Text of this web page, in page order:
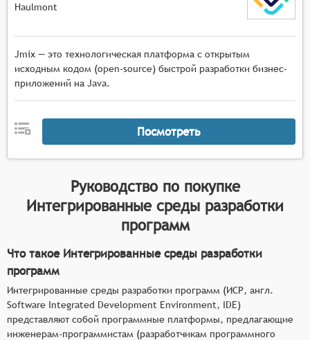
Haulmont
Jmix — это технологическая платформа с открытым
исходным кодом (open-source) быстрой разработки бизнес-
приложений на Java.
Посмотреть
Руководство по покупке
Интегрированные среды разработки
программ
Что такое Интегрированные среды разработки
программ
Интегрированные среды разработки программ (ИСР, англ.
Software Integrated Development Environment, IDE)
представляют собой программные платформы, предлагающие
инженерам-программистам (разработчикам программного